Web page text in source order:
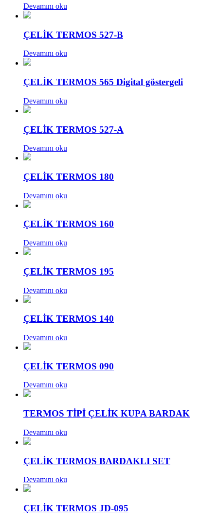
Devamını oku
ÇELİK TERMOS 527-B
Devamını oku
ÇELİK TERMOS 565 Digital göstergeli
Devamını oku
ÇELİK TERMOS 527-A
Devamını oku
ÇELİK TERMOS 180
Devamını oku
ÇELİK TERMOS 160
Devamını oku
ÇELİK TERMOS 195
Devamını oku
ÇELİK TERMOS 140
Devamını oku
ÇELİK TERMOS 090
Devamını oku
TERMOS TİPİ ÇELİK KUPA BARDAK
Devamını oku
ÇELİK TERMOS BARDAKLI SET
Devamını oku
ÇELİK TERMOS JD-095